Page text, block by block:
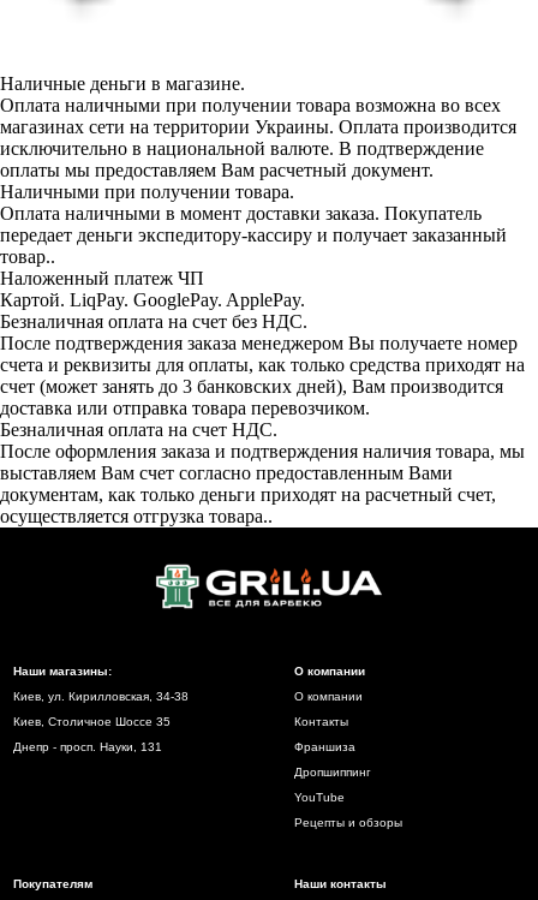
Наличные деньги в магазине.
Оплата наличными при получении товара возможна во всех
магазинах сети на территории Украины. Оплата производится
исключительно в национальной валюте. В подтверждение
оплаты мы предоставляем Вам расчетный документ.
Наличными при получении товара.
Оплата наличными в момент доставки заказа. Покупатель
передает деньги экспедитору-кассиру и получает заказанный
товар..
Наложенный платеж ЧП
Картой. LiqPay. GooglePay. ApplePay.
Безналичная оплата на счет без НДС.
После подтверждения заказа менеджером Вы получаете номер
счета и реквизиты для оплаты, как только средства приходят на
счет (может занять до 3 банковских дней), Вам производится
доставка или отправка товара перевозчиком.
Безналичная оплата на счет НДС.
После оформления заказа и подтверждения наличия товара, мы
выставляем Вам счет согласно предоставленным Вами
документам, как только деньги приходят на расчетный счет,
осуществляется отгрузка товара..
Наши магазины:
Киев, ул. Кирилловская, 34-38
Киев, Столичное Шоссе 35
Днепр - просп. Науки, 131
О компании
О компании
Контакты
Франшиза
Дропшиппинг
YouTube
Рецепты и обзоры
Покупателям Наши контакты